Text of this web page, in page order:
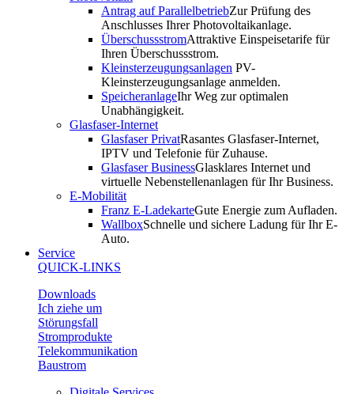
Antrag auf ParallelbetriebZur Prüfung des
Anschlusses Ihrer Photovoltaikanlage.
ÜberschussstromAttraktive Einspeisetarife für
Ihren Überschussstrom.
Kleinsterzeugungsanlagen PV-
Kleinsterzeugungsanlage anmelden.
SpeicheranlageIhr Weg zur optimalen
Unabhängigkeit.
Glasfaser-Internet
Glasfaser PrivatRasantes Glasfaser-Internet,
IPTV und Telefonie für Zuhause.
Glasfaser BusinessGlasklares Internet und
virtuelle Nebenstellenanlagen für Ihr Business.
E-Mobilität
Franz E-LadekarteGute Energie zum Aufladen.
WallboxSchnelle und sichere Ladung für Ihr E-
Auto.
Service
QUICK-LINKS
Downloads
Ich ziehe um
Störungsfall
Stromprodukte
Telekommunikation
Baustrom